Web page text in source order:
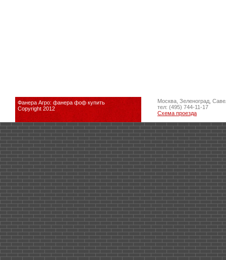
Фанера Агро: фанера фоф купить
Copyright 2012
Москва, Зеленоград,
тел: (495) 744-11-17
Схема проезда